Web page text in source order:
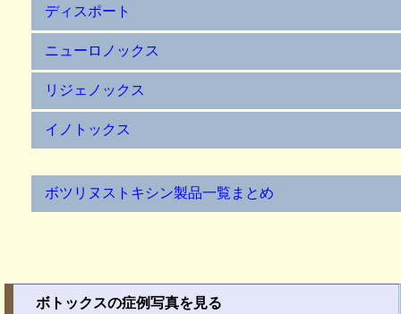
ディスポート
ニューロノックス
リジェノックス
イノトックス
ボツリヌストキシン製品一覧まとめ
ボトックスの症例写真を見る